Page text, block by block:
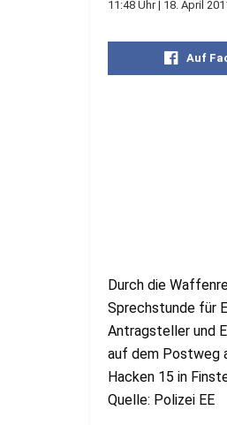
11:48 Uhr | 18. April
Auf
Durch die
Sprechstunde für
Antragsteller und
auf dem Postweg
Hacken 15 in
Quelle: Polizei EE